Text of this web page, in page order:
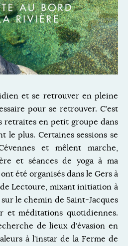
et se retrouver en pleine
pour se retrouver. C’est
retraites en petit groupe dans
le plus. Certaines sessions se
et mêlent marche,
et séances de yoga à ma
été organisés dans le Gers à
Lectoure, mixant initiation à
le chemin de Saint-Jacques
et méditations quotidiennes.
de lieux d’évasion en
à l’instar de la Ferme de